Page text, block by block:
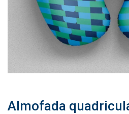
Almofada